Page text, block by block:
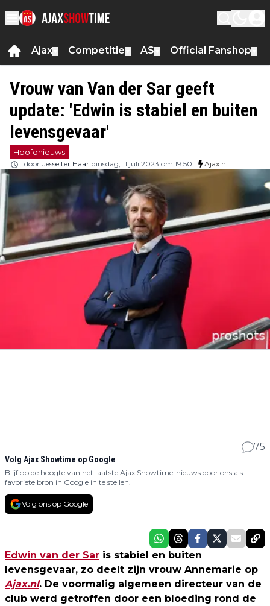
Ajax Competitie AS Official Fanshop
Vrouw van Van der Sar geeft
update: 'Edwin is stabiel en buiten
levensgevaar'
Hoofdnieuws
door Jesse ter Haar dinsdag, 11 juli 2023 om 19:50 Ajax.nl
75
Volg Ajax Showtime op Google
Blijf op de hoogte van het laatste Ajax Showtime-nieuws door ons als
favoriete bron in Google in te stellen.
Volg ons op Google
Edwin van der Sar is stabiel en buiten
levensgevaar, zo deelt zijn vrouw Annemarie op
Ajax.nl. De voormalig algemeen directeur van de
club werd getroffen door een bloeding rond de